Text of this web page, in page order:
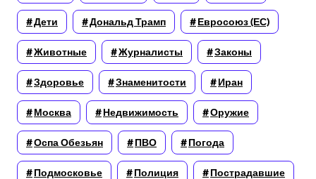
Дети Дональд Трамп Евросоюз (ЕС)
Животные Журналисты Законы
Здоровье Знаменитости Иран
Москва Недвижимость Оружие
Оспа Обезьян ПВО Погода
Подмосковье Полиция Пострадавшие